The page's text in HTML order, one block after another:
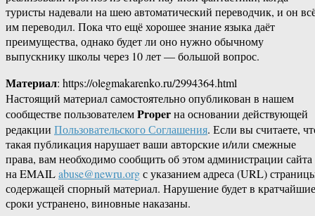
туристы надевали на шею автоматический переводчик, и он
им переводил. Пока что ещё хорошее знание языка даёт
преимущества, однако будет ли оно нужно обычному
выпускнику школы через 10 лет — большой вопрос.
Материал: https://olegmakarenko.ru/2994364.html
Настоящий материал самостоятельно опубликован в нашем
сообществе пользователемProperна основании действующей
редакции Пользовательского Соглашения. Если вы считаете,
такая публикация нарушает ваши авторские и/или смежные
права, вам необходимо сообщить об этом администрации сайта
на EMAILabuse@newru.orgс указанием адреса (URL)
содержащей спорный материал. Нарушение будет в кратчайшие
сроки устранено, виновные наказаны.